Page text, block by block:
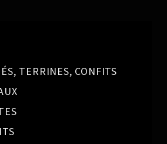
TERRINES, CONFITS